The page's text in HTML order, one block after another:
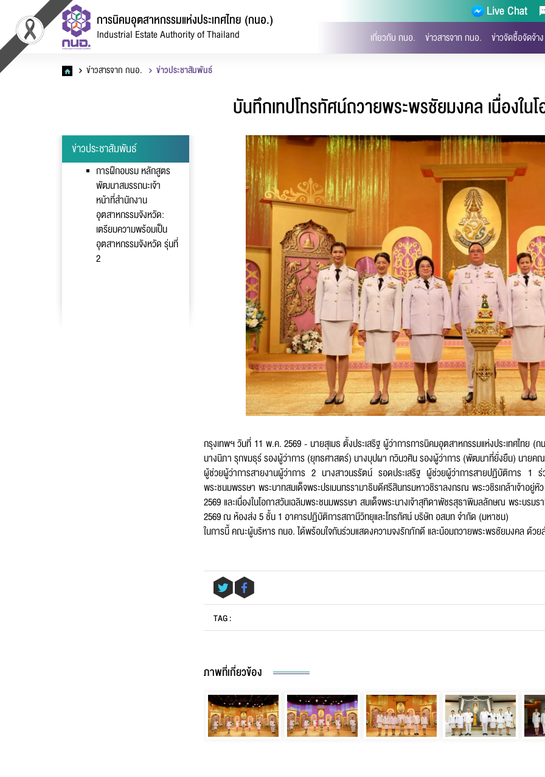
การนิคมอุตสาหกรรมแห่งประเทศไทย (กนอ.)
Industrial Estate Authority of Thailand
Live Chat
เกี่ยวกับ กนอ. ข่าวสารจาก กนอ. ข่าวจัดซื้อจัดจ้าง
ข่าวสารจาก กนอ. ข่าวประชาสัมพันธ์
บันทึกเทปโทรทัศน์ถวายพระพรชัยมงคล เนื่องใน
ข่าวประชาสัมพันธ์
การฝึกอบรม หลักสูตร
พัฒนาสมรรถนะเจ้า
หน้าที่สำนักงาน
อุตสาหกรรมจังหวัด:
เตรียมความพร้อมเป็น
อุตสาหกรรมจังหวัด รุ่นที่
2
กรุงเทพฯ วันที่ 11 พ.ค. 2569 - นายสุเมธ ตั้งประเสริฐ ผู้ว่าการการนิคมอุตสาหกรรมแห่งประเทศไท
นางนิภา รุกขมธุร์ รองผู้ว่าการ (ยุทธศาสตร์) นางบุปผา กวินวศิน รองผู้ว่าการ (พัฒนาที่ยั่งยืน) นา
ผู้ช่วยผู้ว่าการสายงานผู้ว่าการ 2 นางสาวนรรัตน์ รอดประเสริฐ ผู้ช่วยผู้ว่าการสายปฏิบัติการ 1 ร่ว
พระชนมพรรษา พระบาทสมเด็จพระปรเมนทรรามาธิบดีศรีสินทรมหาวชิราลงกรณ พระวชิรเกล้าเจ้าอ
2569 และเนื่องในโอกาสวันเฉลิมพระชนมพรรษา สมเด็จพระนางเจ้าสุทิดาพัชรสุธาพิมลลักษณ พระบร
2569 ณ ห้องส่ง 5 ชั้น 1 อาคารปฏิบัติการสถานีวิทยุและโทรทัศน์ บริษัท อสมท จำกัด (มหาชน)
ในการนี้ คณะผู้บริหาร กนอ. ได้พร้อมใจกันร่วมแสดงความจงรักภักดี และน้อมถวายพระพรชัยมงคล ด้
TAG :
ภาพที่เกี่ยวข้อง
แจ้งไฟล์เสีย
ชื่อ
นามสกุล*
อีเมล*